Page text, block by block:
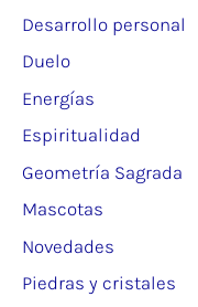
Desarrollo personal
Duelo
Energías
Espiritualidad
Geometría Sagrada
Mascotas
Novedades
Piedras y cristales